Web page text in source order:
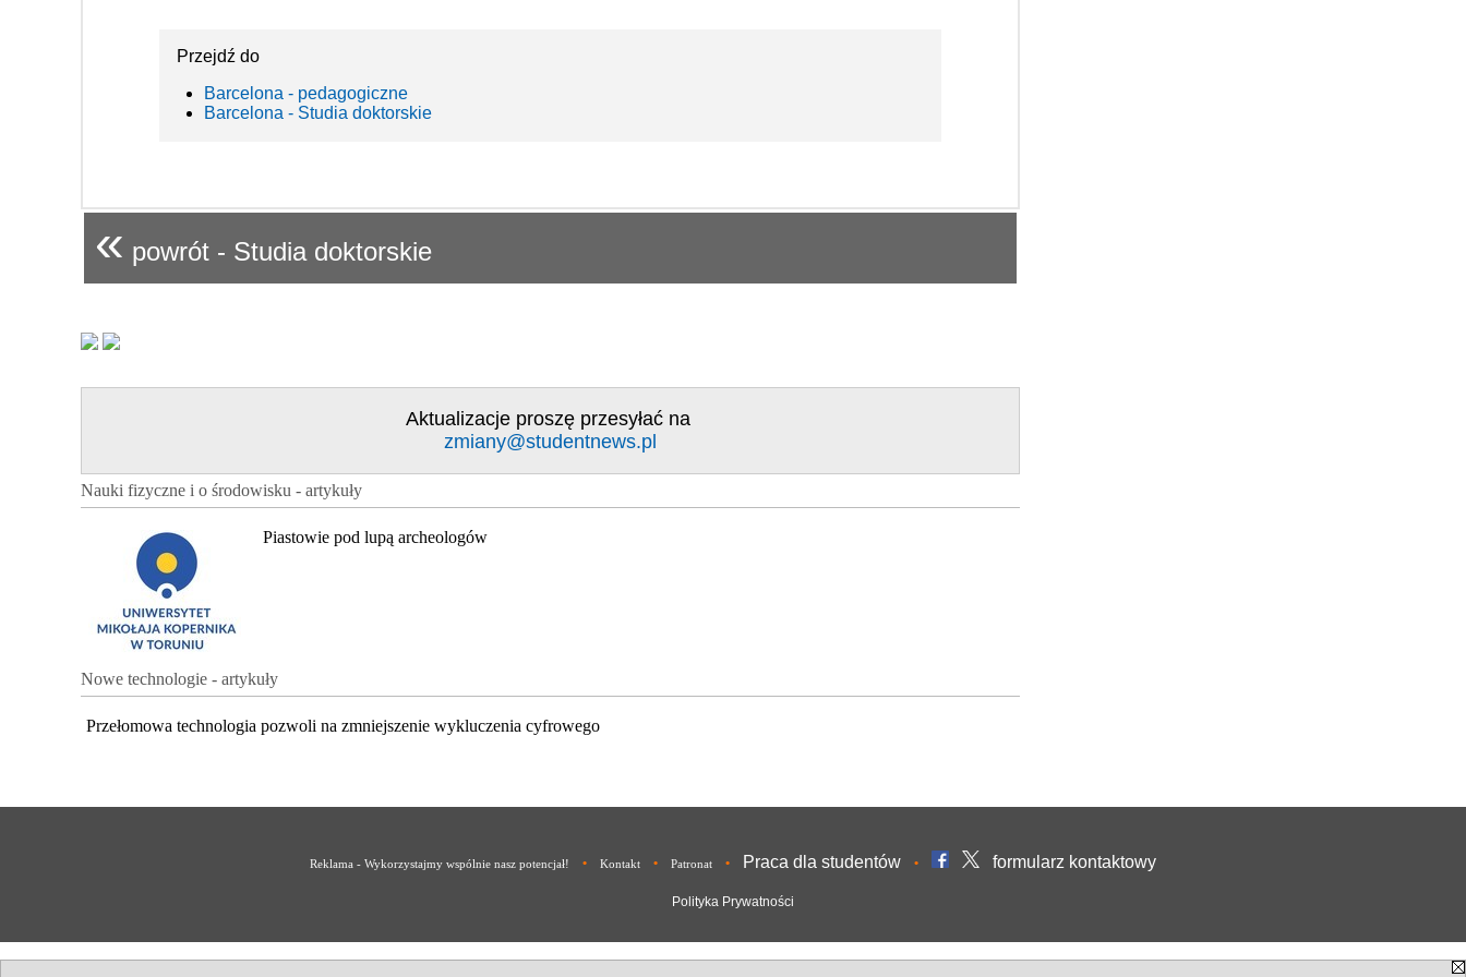
Przejdź do
Barcelona - pedagogiczne
Barcelona - Studia doktorskie
« powrót - Studia doktorskie
Aktualizacje proszę przesyłać na
zmiany@studentnews.pl
Nauki fizyczne i o środowisku - artykuły
Piastowie pod lupą archeologów
Nowe technologie - artykuły
Przełomowa technologia pozwoli na zmniejszenie wykluczenia cyfrowego
Reklama - Wykorzystajmy wspólnie nasz potencjał! • Kontakt • Patronat • Praca dla studentów • formularz kontaktowy
Polityka Prywatności